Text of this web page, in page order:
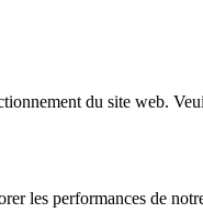
du site web.
les performances de